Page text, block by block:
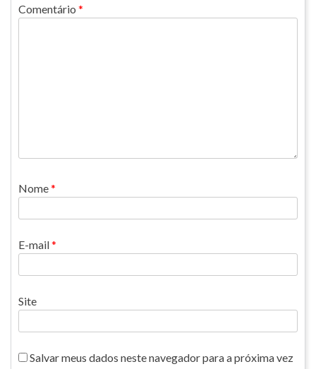
Comentário *
Nome*
E-mail*
Site
Salvar meus dados neste navegador para a próxima vez